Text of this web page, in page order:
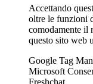
Accettando
oltre le funzioni
comodamente il
questo sito web
Google Tag
Microsoft
Freshchat